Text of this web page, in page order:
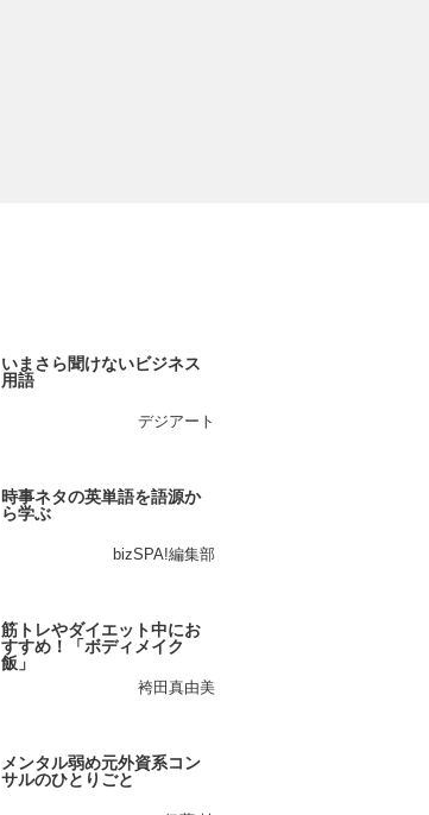
いまさら聞けないビジネス
用語
デジアート
時事ネタの英単語を語源か
ら学ぶ
bizSPA!編集部
筋トレやダイエット中にお
すすめ！「ボディメイク
飯」
袴田真由美
メンタル弱め元外資系コン
サルのひとりごと